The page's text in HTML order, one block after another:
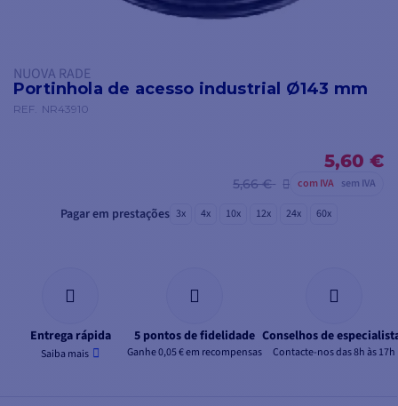
NUOVA RADE
Portinhola de acesso industrial Ø143 mm
REF. NR43910
5,60 €
5,66 € com IVA sem IVA
Pagar em prestações 3x 4x 10x 12x 24x 60x
Entrega rápida
Saiba mais
5 pontos de fidelidade
Ganhe 0,05 € em recompensas
Conselhos de
Contacte-nos das 8h às 17h